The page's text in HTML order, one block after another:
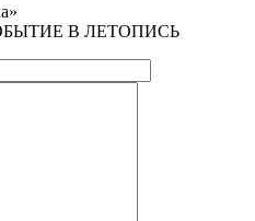
В ЛЕТОПИСЬ